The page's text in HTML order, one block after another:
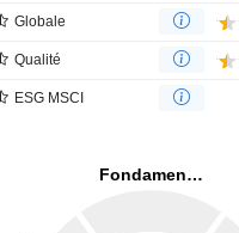
Globale
Qualité
ESG MSCI